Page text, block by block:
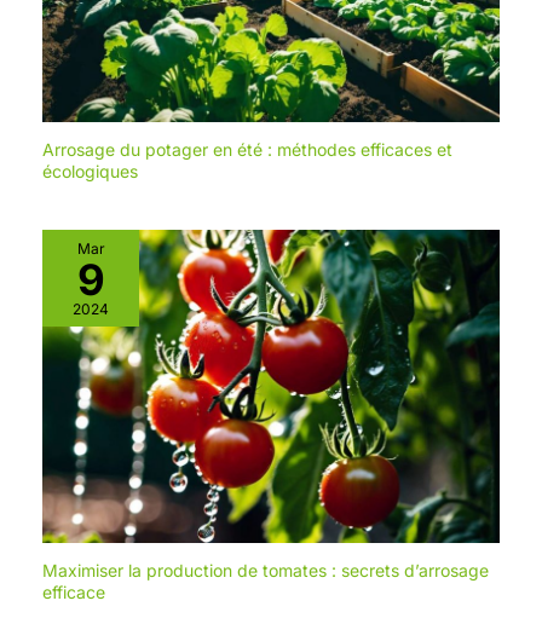
Arrosage du potager en été : méthodes efficaces et
écologiques
Mar
9
2024
Maximiser la production de tomates : secrets d’arrosage
efficace